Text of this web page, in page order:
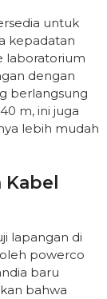
untuk
kepadatan
laboratorium
dengan
berlangsung
m, ini juga
lebih mudah
lapangan di
powerco
baru
bahwa